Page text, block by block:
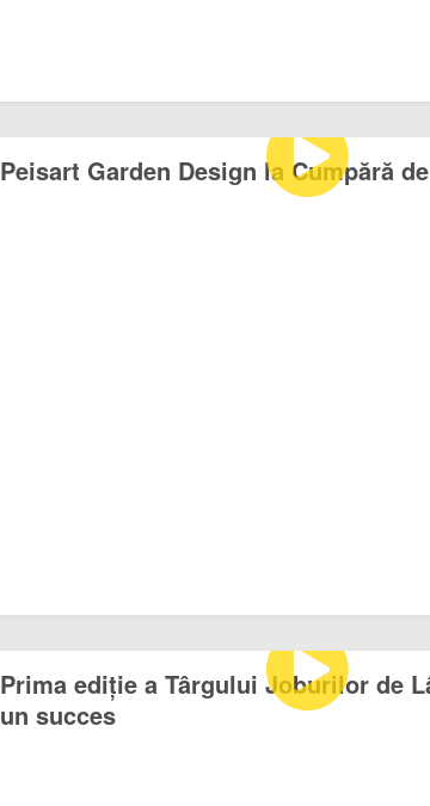
Peisart Garden Design la Cumpără
Prima ediție a Târgului Joburilor de
un succes